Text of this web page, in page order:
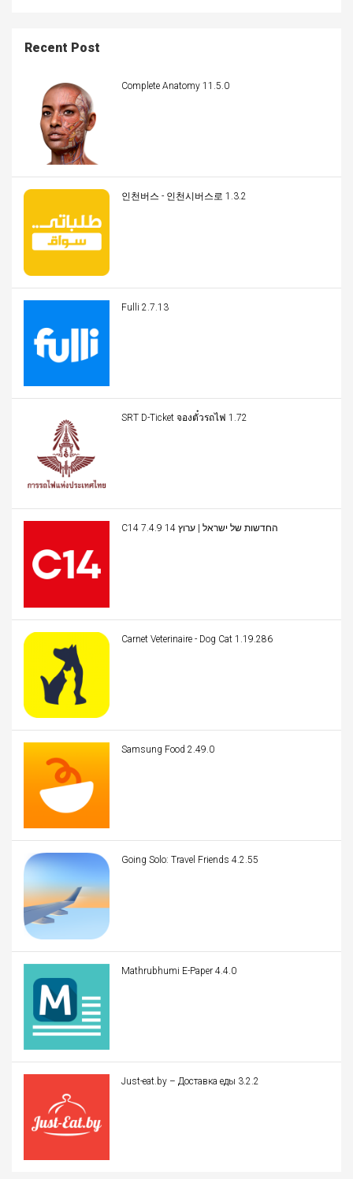
Recent Post
Complete Anatomy 11.5.0
인천버스 - 인천시버스로 1.3.2
Fulli 2.7.13
SRT D-Ticket จองตั๋วรถไฟ 1.72
C14 החדשות של ישראל | ערוץ 14 7.4.9
Carnet Veterinaire - Dog Cat 1.19.286
Samsung Food 2.49.0
Going Solo: Travel Friends 4.2.55
Mathrubhumi E-Paper 4.4.0
Just-eat.by – Доставка еды 3.2.2